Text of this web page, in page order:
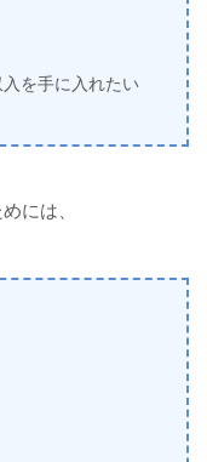
を手に入れたい
には、